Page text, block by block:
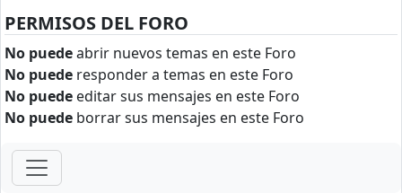
PERMISOS DEL FORO
No puedeabrir nuevos temas en este Foro
No puede responder a temas en este Foro
No puede editar sus mensajes en este Foro
No puede borrar sus mensajes en este Foro